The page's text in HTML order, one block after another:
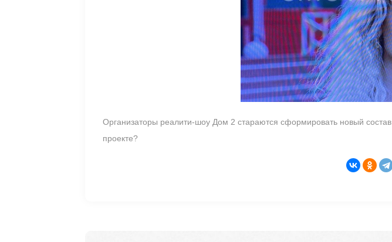
Организаторы реалити-шоу Дом 2 стараются сформировать новый
проекте?